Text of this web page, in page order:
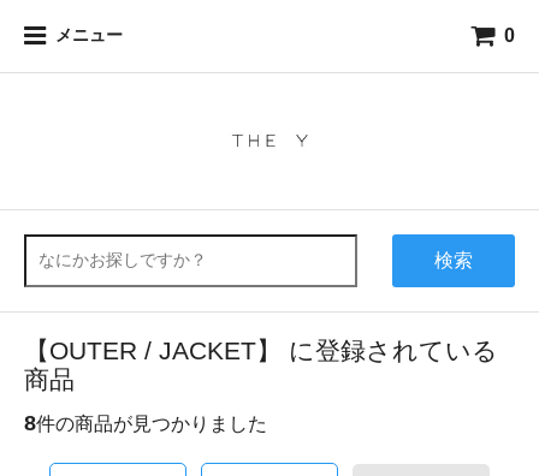
メニュー 0
検索
【OUTER / JACKET】 に登録されている
商品
8件の商品が見つかりました